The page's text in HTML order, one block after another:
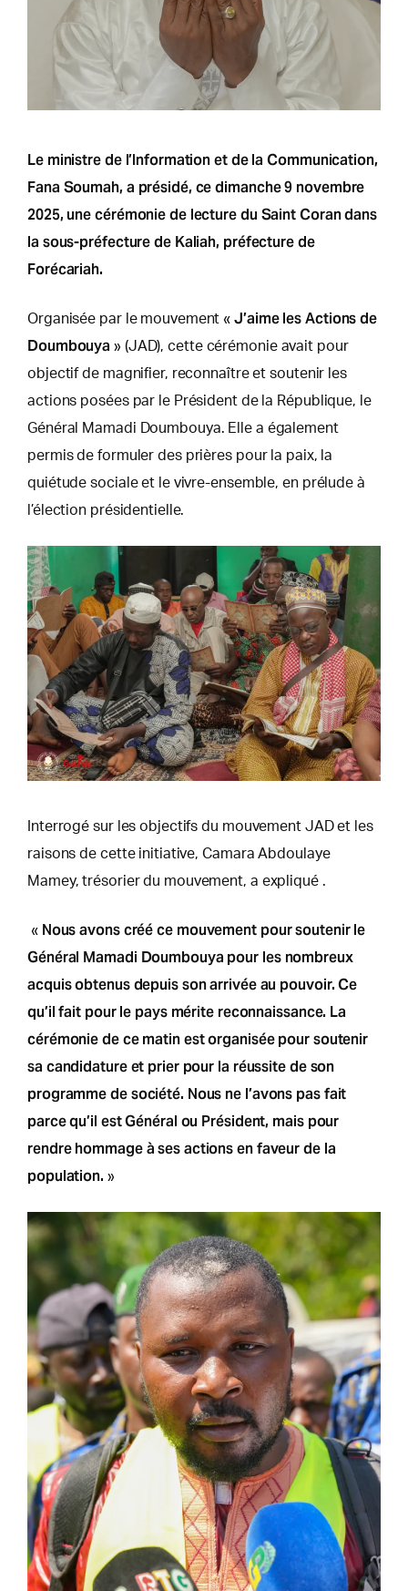
Le ministre de l’Information et de la Communication,
Fana Soumah, a présidé, ce dimanche 9 novembre
2025, une cérémonie de lecture du Saint Coran dans
la sous-préfecture de Kaliah, préfecture de
Forécariah.
Organisée par le mouvement «J’aime les Actions de
Doumbouya » (JAD), cette cérémonie avait pour
objectif de magnifier, reconnaître et soutenir les
actions posées par le Président de la République, le
Général Mamadi Doumbouya. Elle a également
permis de formuler des prières pour la paix, la
quiétude sociale et le vivre-ensemble, en prélude à
l’élection présidentielle.
Interrogé sur les objectifs du mouvement JAD et les
raisons de cette initiative, Camara Abdoulaye
Mamey, trésorier du mouvement, a expliqué .
« Nous avons créé ce mouvement pour soutenir le
Général Mamadi Doumbouya pour les nombreux
acquis obtenus depuis son arrivée au pouvoir. Ce
qu’il fait pour le pays mérite reconnaissance. La
cérémonie de ce matin est organisée pour soutenir
sa candidature et prier pour la réussite de son
programme de société. Nous ne l’avons pas fait
parce qu’il est Général ou Président, mais pour
rendre hommage à ses actions en faveur de la
population. »